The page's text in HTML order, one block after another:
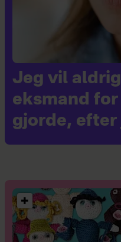
Jeg vil
eksmand
gjorde, efter